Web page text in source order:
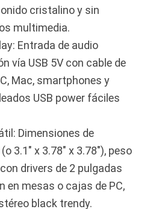
cristalino y sin
multimedia.
Entrada de audio
vía USB 5V con cable de
Mac, smartphones y
USB power fáciles
Dimensiones de
3.1″ x 3.78″ x 3.78″), peso
drivers de 2 pulgadas
en mesas o cajas de PC,
black trendy.